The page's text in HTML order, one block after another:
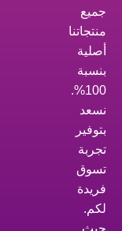
جميع
منتجاتنا
أصلية
بنسبة
100%.
نسعد
بتوفير
تجربة
تسوق
فريدة
لكم.
حيث